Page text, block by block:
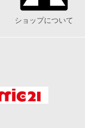
ショップについて